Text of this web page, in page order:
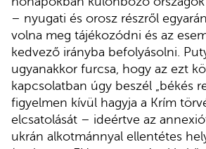
– nyugati és orosz részről
volna meg tájékozódni és az
kedvező irányba befolyásolni.
ugyanakkor furcsa, hogy az ezt
kapcsolatban úgy beszél „békés
figyelmen kívül hagyja a Krím
elcsatolását – ideértve az
ukrán alkotmánnyal ellentétes